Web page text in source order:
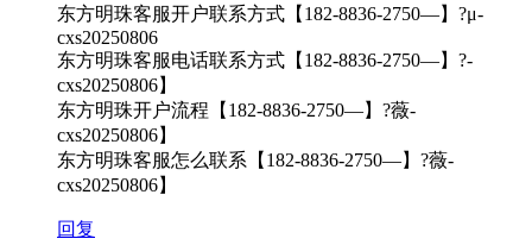
东方明珠客服开户联系方式【182-8836-2750—】?μ-
cxs20250806
东方明珠客服电话联系方式【182-8836-2750—】?-
cxs20250806】
东方明珠开户流程【182-8836-2750—】?薇-
cxs20250806】
东方明珠客服怎么联系【182-8836-2750—】?薇-
cxs20250806】
回复